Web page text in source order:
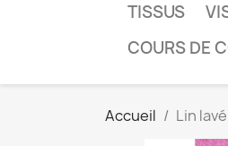
TISSUS
COURS DE
Accueil Lin